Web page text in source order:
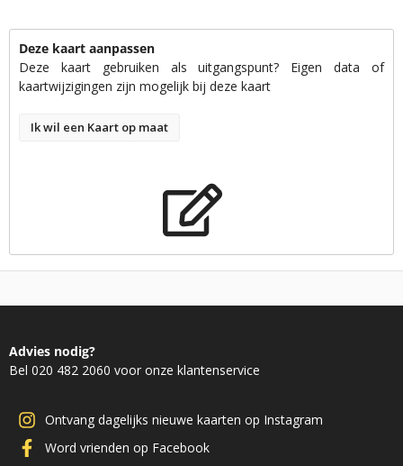
Deze kaart aanpassen
Deze kaart gebruiken als uitgangspunt? Eigen data of
kaartwijzigingen zijn mogelijk bij deze kaart
Ik wil een Kaart op maat
Advies nodig?
Bel 020 482 2060 voor onze klantenservice
Ontvang dagelijks nieuwe kaarten op Instagram
Word vrienden op Facebook